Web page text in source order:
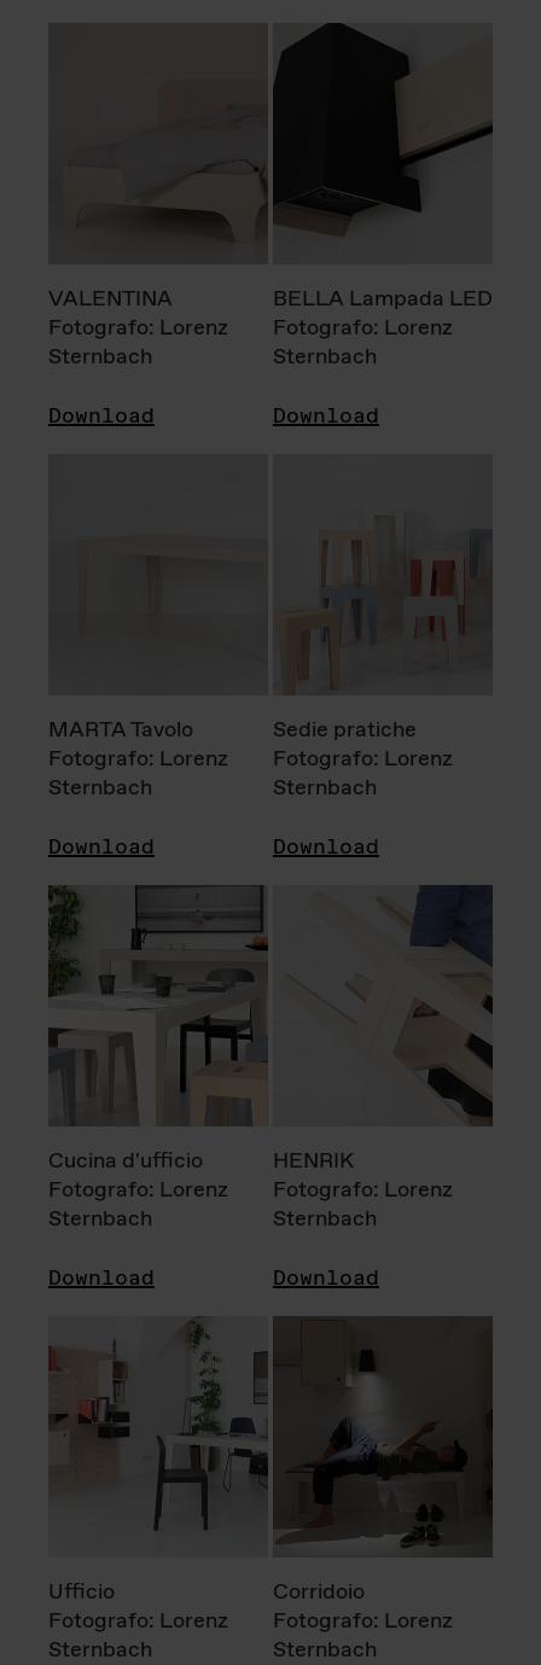
VALENTINA
Fotografo: Lorenz
Sternbach
Download
BELLA Lampada LED
Fotografo: Lorenz
Sternbach
Download
MARTA Tavolo
Fotografo: Lorenz
Sternbach
Download
Sedie pratiche
Fotografo: Lorenz
Sternbach
Download
Cucina d'ufficio
Fotografo: Lorenz
Sternbach
Download
HENRIK
Fotografo: Lorenz
Sternbach
Download
Ufficio
Fotografo: Lorenz
Sternbach
Corridoio
Fotografo: Lorenz
Sternbach